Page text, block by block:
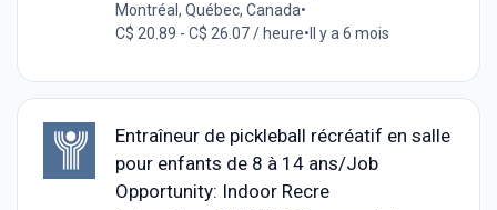
Montréal, Québec, Canada•
C$ 20.89 - C$ 26.07 / heure• Il y a 6 mois
Entraîneur de pickleball récréatif en salle
pour enfants de 8 à 14 ans/Job
Opportunity: Indoor Recre